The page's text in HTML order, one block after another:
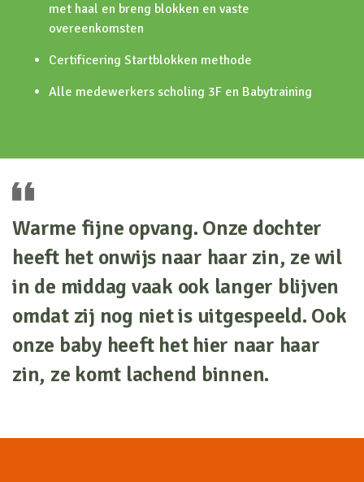
met haal en breng blokken en vaste
overeenkomsten
Certificering Startblokken methode
Alle medewerkers scholing 3F en Babytraining
Warme fijne opvang. Onze dochter
heeft het onwijs naar haar zin, ze wil
in de middag vaak ook langer blijven
omdat zij nog niet is uitgespeeld. Ook
onze baby heeft het hier naar haar
zin, ze komt lachend binnen.